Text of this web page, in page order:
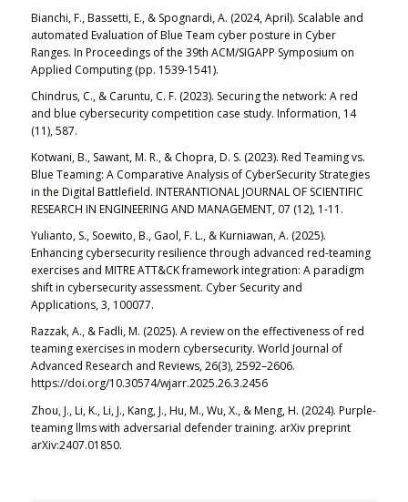
Bianchi, F., Bassetti, E., & Spognardi, A. (2024, April). Scalable and
automated Evaluation of Blue Team cyber posture in Cyber
Ranges. In Proceedings of the 39th ACM/SIGAPP Symposium on
Applied Computing(pp. 1539-1541).
Chindrus, C., & Caruntu, C. F. (2023). Securing the network: A red
and blue cybersecurity competition case study. Information, 14
(11), 587.
Kotwani, B., Sawant, M. R., & Chopra, D. S. (2023). Red Teaming vs.
Blue Teaming: A Comparative Analysis of CyberSecurity Strategies
in the Digital Battlefield. INTERANTIONAL JOURNAL OF SCIENTIFIC
RESEARCH IN ENGINEERING AND MANAGEMENT, 07 (12), 1-11 .
Yulianto, S., Soewito, B., Gaol, F. L., & Kurniawan, A. (2025).
Enhancing cybersecurity resilience through advanced red-teaming
exercises and MITRE ATT&CK framework integration: A paradigm
shift in cybersecurity assessment. Cyber Security and
Applications,3, 100077.
Razzak, A., & Fadli, M. (2025). A review on the effectiveness of red
teaming exercises in modern cybersecurity. World Journal of
Advanced Research and Reviews,26(3), 2592–2606.
https://doi.org/10.30574/wjarr.2025.26.3.2456
Zhou, J., Li, K., Li, J., Kang, J., Hu, M., Wu, X., & Meng, H. (2024). Purple-
teaming llms with adversarial defender training. arXiv preprint
arXiv:2407.01850.